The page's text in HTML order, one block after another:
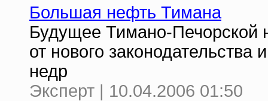
Большая нефть Тимана
Будущее Тимано-Печорской
от нового
недр
Эксперт | 10.04.2006 01:50